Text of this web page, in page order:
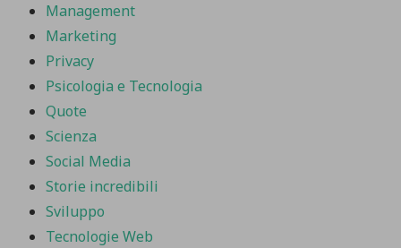
Management
Marketing
Privacy
Psicologia e Tecnologia
Quote
Scienza
Social Media
Storie incredibili
Sviluppo
Tecnologie Web